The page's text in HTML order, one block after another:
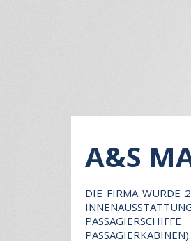
A&S
DIE FIRMA WURDE
PASSAGIERKABINEN).